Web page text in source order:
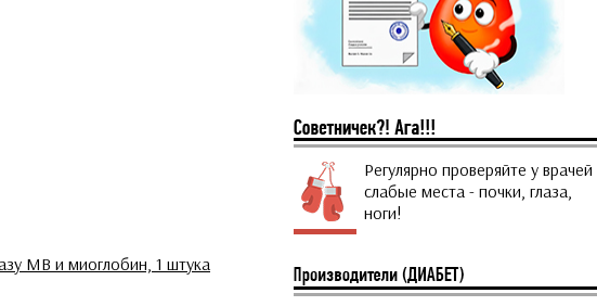
МВ и миоглобин, 1 штука
Регулярно проверяйте у врачей
слабые места - почки, глаза,
ноги!